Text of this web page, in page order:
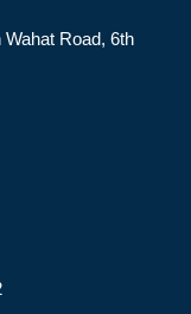
Road, 6th